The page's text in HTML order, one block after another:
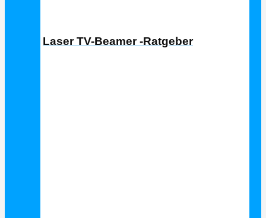
Laser TV-Beamer -Ratgeber